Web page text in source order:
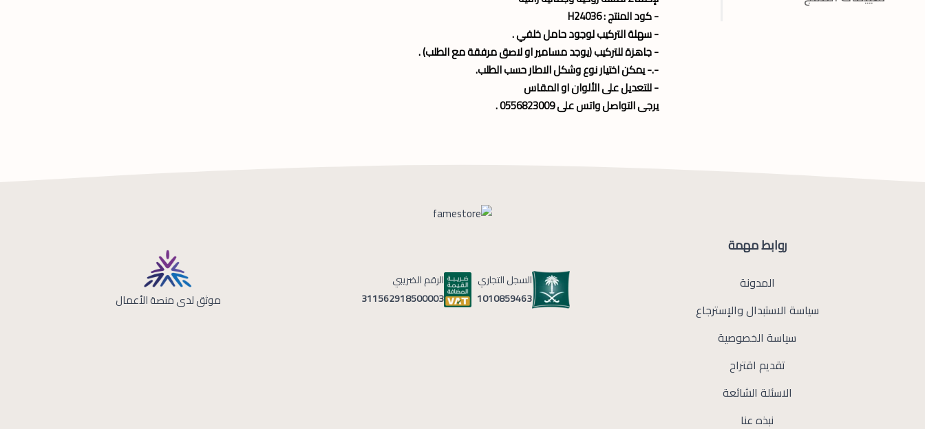
- كود المنتج : H24036
- سهلة التركيب لوجود حامل خلفي .
- جاهزة للتركيب (يوجد مسامير او لاصق مرفقة مع الطلب) .
-.- يمكن اختيار نوع وشكل الاطار حسب الطلب.
- للتعديل على الألوان او المقاس
يرجى التواصل واتس على 0556823009 .
روابط مهمة
المدونة
سياسة الاستبدال والإسترجاع
سياسة الخصوصية
تقديم اقتراح
الاسئلة الشائعة
نبذه عنا
السجل التجاري
1010859463
الرقم الضريبي
311562918500003
موثق لدى منصة الأعمال